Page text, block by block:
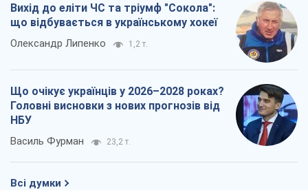
Вихід до еліти ЧС та тріумф "Сокола":
що відбувається в українському хокеї
Олександр Липенко 1,2 т.
Що очікує українців у 2026–2028 роках?
Головні висновки з нових прогнозів від
НБУ
Василь Фурман 23,2 т.
Всі думки